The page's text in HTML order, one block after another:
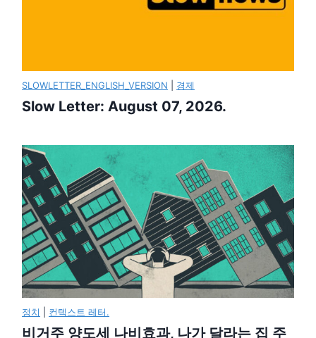
SLOWLETTER_ENGLISH_VERSION 경제
Slow Letter: August 07, 2026.
정치 컨텍스트 레터.
비거주 양도세 나비효과, 나가 달라는 집 주